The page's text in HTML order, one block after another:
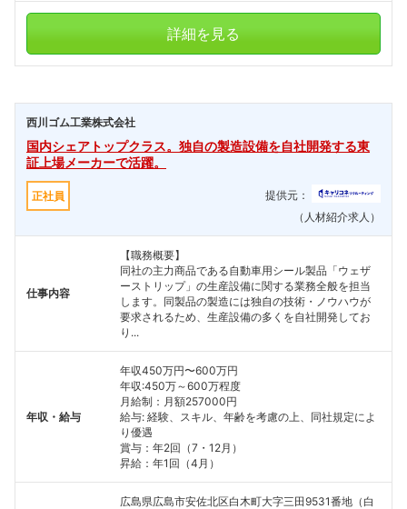
詳細を見る
西川ゴム工業株式会社
国内シェアトップクラス。独自の製造設備を自社開発する東
証上場メーカーで活躍。
正社員
提供元：
（人材紹介求人）
仕事内容
【職務概要】
同社の主力商品である自動車用シール製品「ウェザ
ーストリップ」の生産設備に関する業務全般を担当
します。同製品の製造には独自の技術・ノウハウが
要求されるため、生産設備の多くを自社開発してお
り...
年収・給与
年収450万円〜600万円
年収:450万～600万程度
月給制：月額257000円
給与: 経験、スキル、年齢を考慮の上、同社規定によ
り優遇
賞与：年2回（7・12月）
昇給：年1回（4月）
広島県広島市安佐北区白木町大字三田9531番地（白